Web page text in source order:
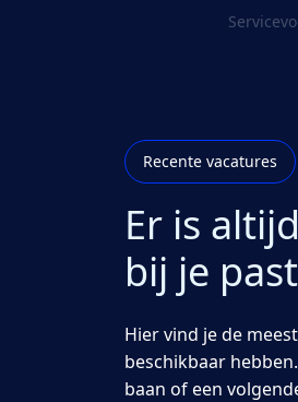
Recente vacatures
Er is
bij je past
Hier vind je de
beschikbaar
baan of een